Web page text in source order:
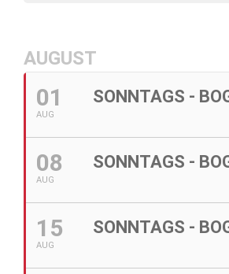
AUGUST
01
AUG
SONNTAGS -
08
AUG
SONNTAGS -
15
AUG
SONNTAGS -